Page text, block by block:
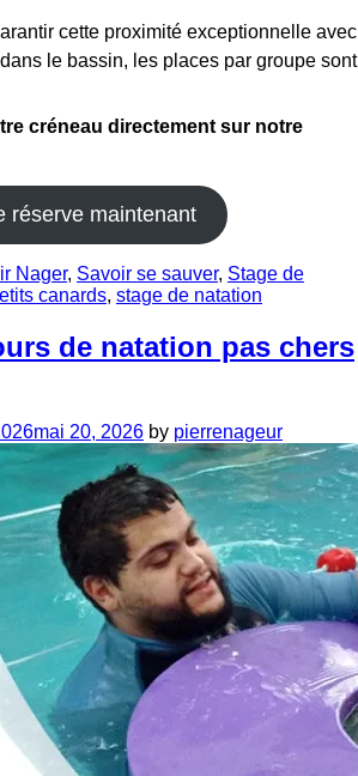
cette proximité exceptionnelle avec
le bassin, les places par groupe sont
créneau directement sur notre
réserve maintenant
Nager, Savoir se sauver, Stage de
canards, stage de natation
de natation pas chers
mai 20, 2026 by pierrenageur